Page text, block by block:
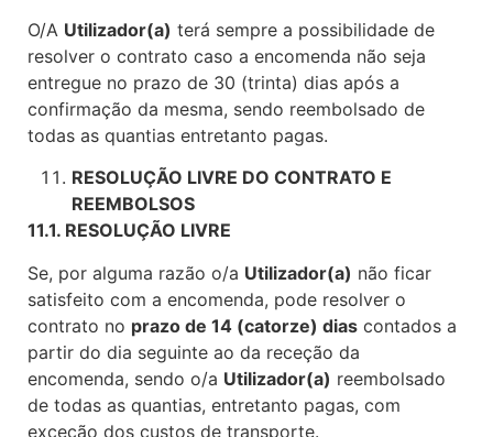
O/A Utilizador(a) terá sempre a possibilidade de
resolver o contrato caso a encomenda não seja
entregue no prazo de 30 (trinta) dias após a
confirmação da mesma, sendo reembolsado de
todas as quantias entretanto pagas.
RESOLUÇÃO LIVRE DO CONTRATO E
REEMBOLSOS
11.1. RESOLUÇÃO LIVRE
Se, por alguma razão o/a Utilizador(a) não ficar
satisfeito com a encomenda, pode resolver o
contrato no prazo de 14 (catorze) dias contados a
partir do dia seguinte ao da receção da
encomenda, sendo o/a Utilizador(a) reembolsado
de todas as quantias, entretanto pagas, com
exceção dos custos de transporte.